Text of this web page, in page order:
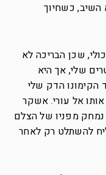
השיב, כשחיוך
שכן הבריכה לא
שלי, אך היא
הקימונו הדק שלי
אל עורי. אשקר
נמחק מפניו של הצלם
להשתלט רק לאחר